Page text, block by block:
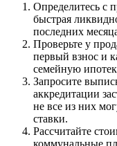
Определитесь с
быстрая
последних
Проверьте у
первый взнос и
семейную
Запросите
аккредитации
не все из них
ставки.
Рассчитайте